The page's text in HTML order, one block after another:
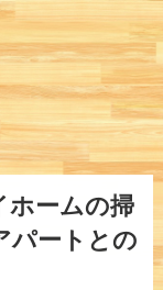
ホームの掃
パートとの